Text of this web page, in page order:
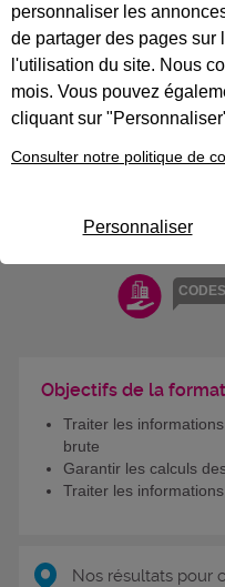
CODES
ET LA
BULLETINS
Objectifs de la
Traiter les
brute
Garantir les calculs
Traiter les
Nos résultats pour
personnaliser les
de partager des pages sur
l'utilisation du site. Nous
mois. Vous pouvez
cliquant sur
Consulter notre politique de
Personnaliser